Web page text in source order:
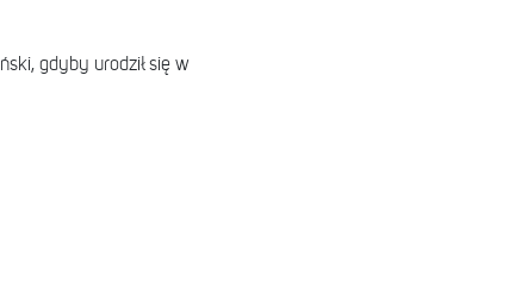
gdyby urodził się w